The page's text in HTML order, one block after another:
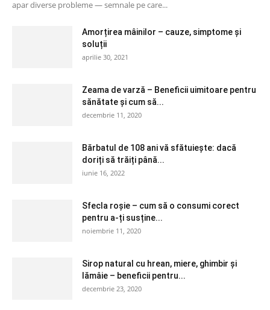
apar diverse probleme — semnale pe care...
Amorțirea mâinilor – cauze, simptome și
soluții
aprilie 30, 2021
Zeama de varză – Beneficii uimitoare pentru
sănătate și cum să...
decembrie 11, 2020
Bărbatul de 108 ani vă sfătuiește: dacă
doriți să trăiți până...
iunie 16, 2022
Sfecla roșie – cum să o consumi corect
pentru a-ți susține...
noiembrie 11, 2020
Sirop natural cu hrean, miere, ghimbir și
lămâie – beneficii pentru...
decembrie 23, 2020